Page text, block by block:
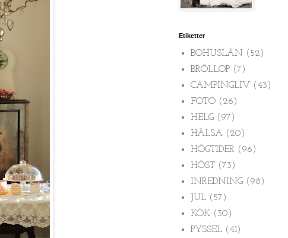
Etiketter
BOHUSLÄN
(52)
BRÖLLOP (7)
CAMPINGLIV (43)
FOTO (26)
HELG (97)
HÄLSA (20)
HÖGTIDER (96)
HÖST (73)
INREDNING (98)
JUL (57)
KÖK (30)
PYSSEL (41)